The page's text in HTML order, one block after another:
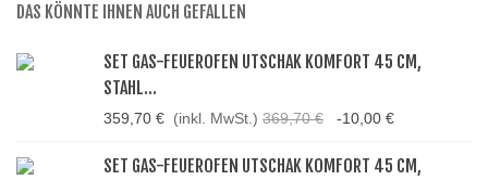
DAS KÖNNTE IHNEN AUCH GEFALLEN
SET GAS-FEUEROFEN UTSCHAK KOMFORT 45 CM,
STAHL...
359,70 € (inkl. MwSt.) 369,70 € -10,00 €
SET GAS-FEUEROFEN UTSCHAK KOMFORT 45 CM,